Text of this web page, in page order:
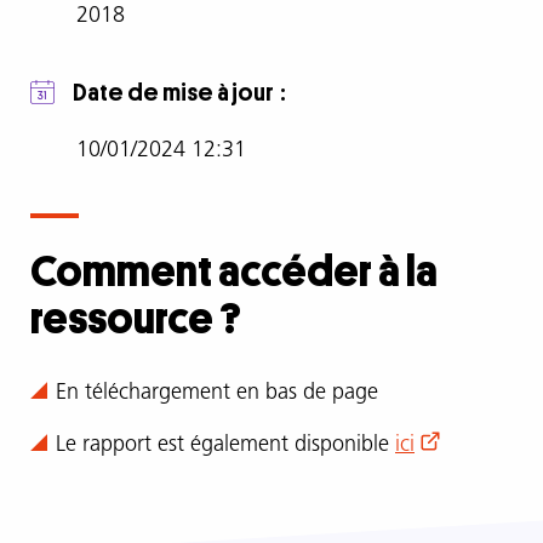
Caractériser
cyberviolences
Identifier
les
modalités
d’accompagnement
des
professionnel·les.
2018
Date de mise à jour
10/01/2024 12:31
Comment accéder à la
ressource ?
Comment
à
En téléchargement en bas de page
Le rapport est également disponible ici